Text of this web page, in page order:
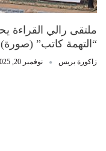
ملتقى رالي القراءة
“التهمة كاتب” (صورة)
زاكورة بريس نوفمبر 20, 2025